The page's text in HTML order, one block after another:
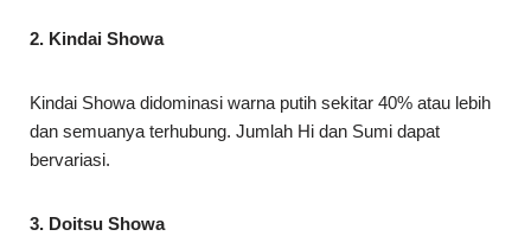
2. Kindai Showa
Kindai Showa didominasi warna putih sekitar 40% atau lebih
dan semuanya terhubung. Jumlah Hi dan Sumi dapat
bervariasi.
3. Doitsu Showa